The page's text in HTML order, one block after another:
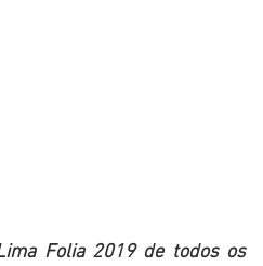
Folia 2019 de todos os